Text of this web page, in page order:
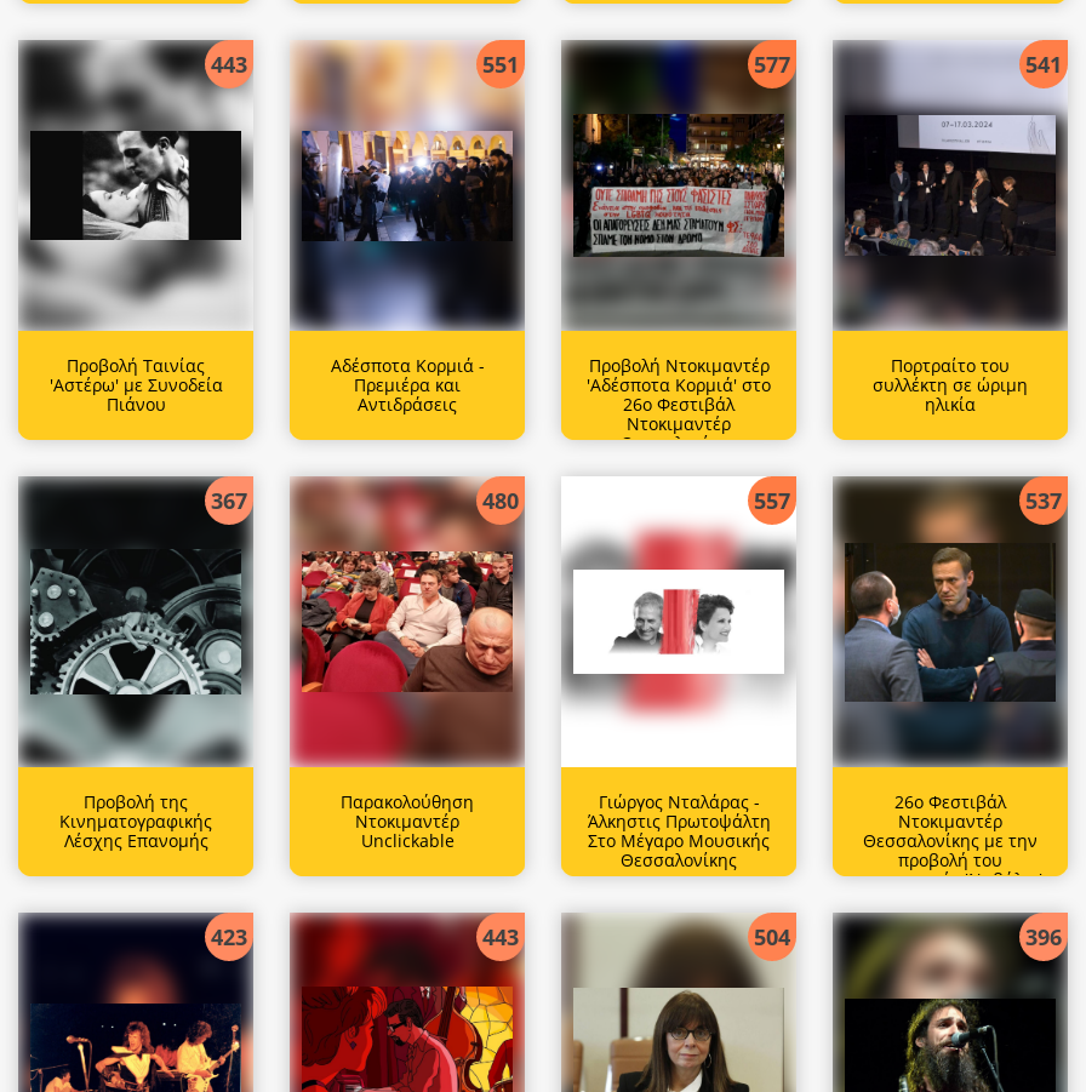
443
Προβολή Ταινίας
'Αστέρω' με Συνοδεία
Πιάνου
551
Αδέσποτα Κορμιά -
Πρεμιέρα και
Αντιδράσεις
577
Προβολή Ντοκιμαντέρ
'Αδέσποτα Κορμιά' στο
26ο Φεστιβάλ
Ντοκιμαντέρ
Θεσσαλονίκης
541
Πορτραίτο του
συλλέκτη σε ώριμη
ηλικία
367
Προβολή της
Κινηματογραφικής
Λέσχης Επανομής
480
Παρακολούθηση
Ντοκιμαντέρ
Unclickable
557
Γιώργος Νταλάρας -
Άλκηστις Πρωτοψάλτη
Στο Μέγαρο Μουσικής
Θεσσαλονίκης
537
26ο Φεστιβάλ
Ντοκιμαντέρ
Θεσσαλονίκης με την
προβολή του
ντοκιμαντέρ 'Ναβάλνι'
423 443 504 396